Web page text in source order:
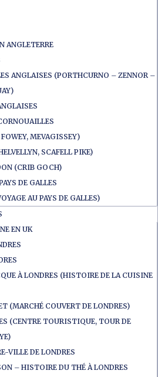
ANGLETERRE
ANGLAISES (PORTHCURNO – ZENNOR –
MEVAGISSEY)
SCAFELL PIKE)
(CRIB GOCH)
DE GALLES
AU PAYS DE GALLES)
EN UK
À LONDRES (HISTOIRE DE LA CUISINE
(MARCHÉ COUVERT DE LONDRES)
(CENTRE TOURISTIQUE, TOUR DE
VILLE DE LONDRES
– HISTOIRE DU THÉ À LONDRES